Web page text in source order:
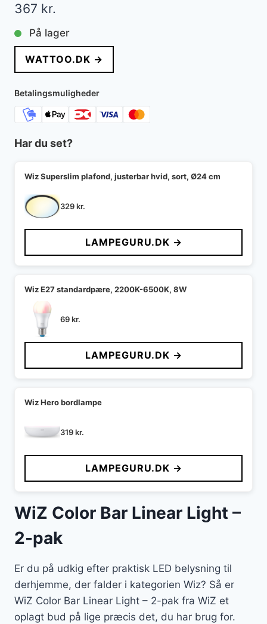
367 kr.
På lager
WATTOO.DK →
Betalingsmuligheder
Har du set?
Wiz Superslim plafond, justerbar hvid, sort, Ø24 cm
329kr.
LAMPEGURU.DK →
Wiz E27 standardpære, 2200K-6500K, 8W
69kr.
LAMPEGURU.DK →
Wiz Hero bordlampe
319kr.
LAMPEGURU.DK →
WiZ Color Bar Linear Light –
2-pak
Er du på udkig efter praktisk LED belysning til
derhjemme, der falder i kategorien Wiz? Så er
WiZ Color Bar Linear Light – 2-pak fra WiZ et
oplagt bud på lige præcis det, du har brug for.